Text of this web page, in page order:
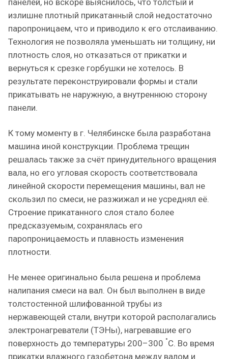
излишне плотный прикатанный слой недостаточно
паропроницаем, что и приводило к его отслаиванию.
Технология не позволяла уменьшать ни толщину, ни
плотность слоя, но отказаться от прикатки и
вернуться к срезке горбушки не хотелось. В
результате переконструировали формы и стали
прикатывать не наружную, а внутреннюю сторону
панели.
К тому моменту в г. Челябинске была разработана
машина иной конструкции. Проблема трещин
решалась также за счёт принудительного вращения
вала, но его угловая скорость соответствовала
линейной скорости перемещения машины, вал не
скользил по смеси, не разжижал и не усреднял её.
Строение прикатанного слоя стало более
предсказуемым, сохранялась его
паропроницаемость и плавность изменения
плотности.
Не менее оригинально была решена и проблема
налипания смеси на вал. Он был выполнен в виде
толстостенной шлифованной трубы из
нержавеющей стали, внутри которой располагались
электронагреватели (ТЭНы), нагревавшие его
поверхность до температуры 200–300 °С. Во время
прикатки влажного газобетона между валом и